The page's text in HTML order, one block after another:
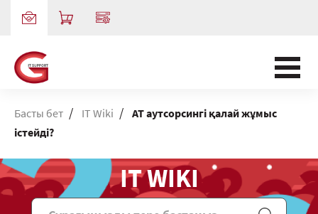
Басты бет / IT Wiki / АТ аутсорсингі қалай жұмыс
істейді?
IT WIKI